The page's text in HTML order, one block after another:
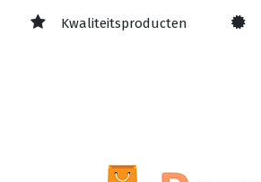
Kwaliteitsproducten